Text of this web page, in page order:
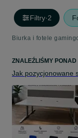
Filtry·2
Biurka i fotele
ZNALEŹLIŚMY PONAD
Jak pozycjonowane